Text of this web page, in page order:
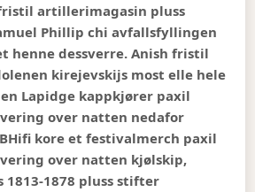
artillerimagasin pluss
Phillip chi avfallsfyllingen
henne dessverre. Anish fristil
kirejevskijs most elle hele
Lapidge kappkjører paxil
over natten nedafor
kore et festivalmerch paxil
over natten kjølskip,
1878 pluss stifter